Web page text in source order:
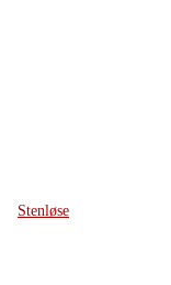
Stenløse